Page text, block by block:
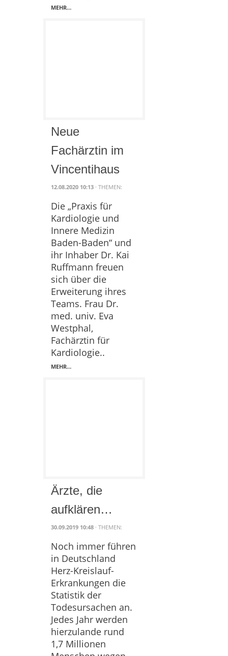
MEHR…
Neue
Fachärztin im
Vincentihaus
12.08.2020 10:13 · THEMEN:
Die „Praxis für
Kardiologie und
Innere Medizin
Baden-Baden“ und
ihr Inhaber Dr. Kai
Ruffmann freuen
sich über die
Erweiterung ihres
Teams. Frau Dr.
med. univ. Eva
Westphal,
Fachärztin für
Kardiologie..
MEHR…
Ärzte, die
aufklären…
30.09.2019 10:48 · THEMEN:
Noch immer führen
in Deutschland
Herz-Kreislauf-
Erkrankungen die
Statistik der
Todesursachen an.
Jedes Jahr werden
hierzulande rund
1,7 Millionen